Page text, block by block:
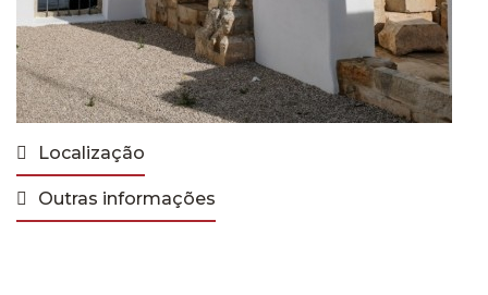
Localização
Outras informações